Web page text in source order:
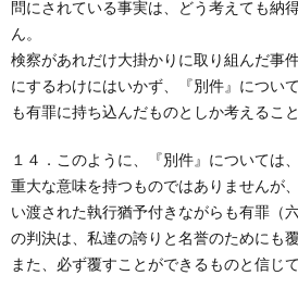
問にされている事実は、どう考えても納
ん。
検察があれだけ大掛かりに取り組んだ事
にするわけにはいかず、『別件』につい
も有罪に持ち込んだものとしか考えるこ
１４．このように、『別件』については
重大な意味を持つものではありませんが
い渡された執行猶予付きながらも有罪（
の判決は、私達の誇りと名誉のためにも
また、必ず覆すことができるものと信じて